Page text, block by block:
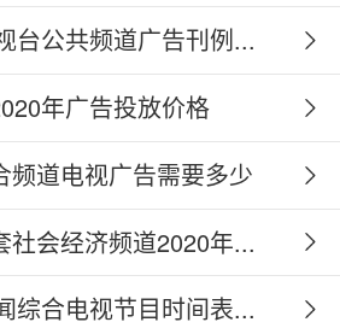
台公共频道广告刊例...
年广告投放价格
频道电视广告需要多少
社会经济频道2020年...
综合电视节目时间表...